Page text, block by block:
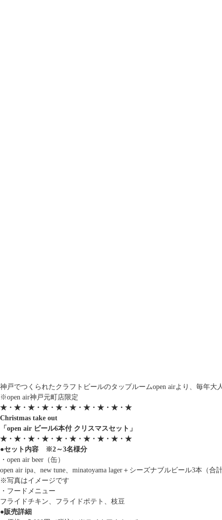
神戸でつくられたクラフトビールのタップルームopen airより、毎年
※open air神戸元町店限定
★・★・★・★・★・★・★・★・★・★
Christmas take out
「open air ビール6本付 クリスマスセット」
★・★・★・★・★・★・★・★・★・★
●セット内容 ※2～3名様分
・open air beer（缶）
open air ipa、new tune、minatoyama lager＋シーズナブルビール3本（合
※写真はイメージです
・フードメニュー
フライドチキン、フライドポテト、枝豆
●販売詳細